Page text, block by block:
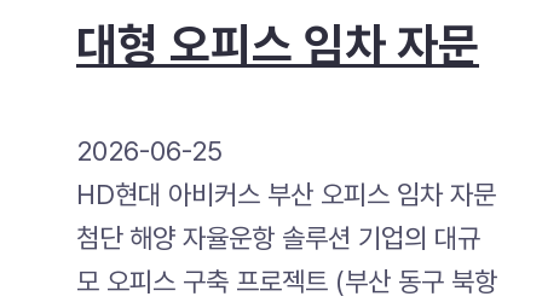
대형 오피스 임차 자문
2026-06-25
HD현대 아비커스 부산 오피스 임차 자문
첨단 해양 자율운항 솔루션 기업의 대규
모 오피스 구축 프로젝트 (부산 동구 북항